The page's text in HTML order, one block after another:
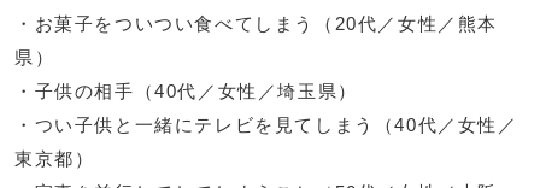
・お菓子をついつい食べてしまう（20代／女性／熊本
県）
・子供の相手（40代／女性／埼玉県）
・つい子供と一緒にテレビを見てしまう（40代／女性／
東京都）